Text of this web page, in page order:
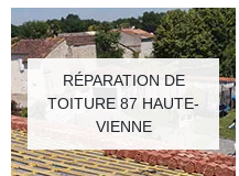
RÉPARATION DE
TOITURE 87 HAUTE-
VIENNE